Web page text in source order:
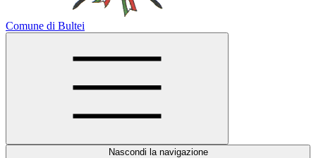
Comune di Bultei
Nascondi la navigazione